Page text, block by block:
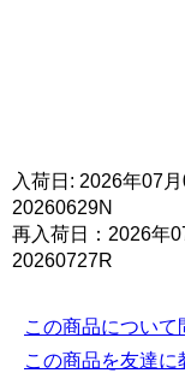
入荷日: 2026年07月
20260629N
再入荷日：2026年
20260727R
この商品について
この商品を友達に